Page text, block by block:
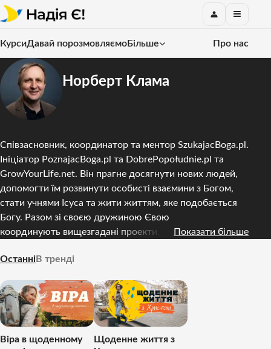
КурсиДавай порозмовляємоБільше Про нас
Норберт Клама
Співзасновник, координатор та ментор SzukajacBoga.pl.
Ініціатор PoznajacBoga.pl та DobrePopołudnie.pl та
GrowYourLife.net. Він прагне досягнути нових людей,
допомогти їм розвинути особисті взаємини з Богом,
стати учнями Ісуса та жити життям, яке подобається
Богу. Разом зі своєю дружиною Євою
координують вищезгадані проекти, приділяючи
людьми та організаціями, залученими до місії
Показати більше
ОстанніВ тренді
Віра в щоденному
Щоденне життя з